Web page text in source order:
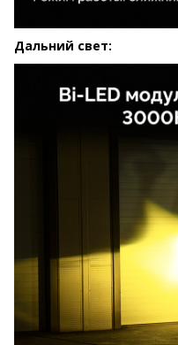
Дальний свет: